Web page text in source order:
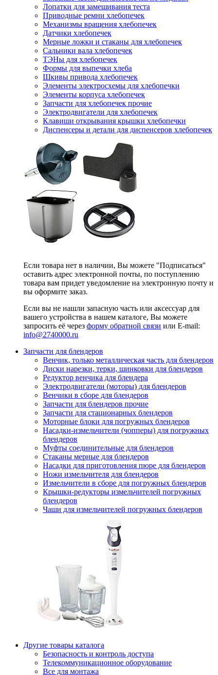
Лопатки для замешивания теста
Приводные ремни хлебопечек
Механизмы вращения хлебопечек
Датчики хлебопечек
Мерные ложки и стаканы для хлебопечек
Сальники вала хлебопечек
ТЭНы для хлебопечек
Формы для выпечки хлеба
Шкивы привода хлебопечек
Элементы электросхемы для хлебопечки
Элементы корпуса хлебопечек
Запчасти для хлебопечек прочие
Электродвигатели для хлебопечек
Клавиши открывания крышки хлебопечки
Диспенсеры и детали для диспенсеров хлебопечек
Если товара нет в наличии, Вы можете "Подписаться"
оставить адрес электронной почты, по поступлению
товара вам придет уведомление на электронную почту и
вы оформите заказ.
Если вы не нашли запасную часть или аксессуар для
вашего устройства в нашем каталоге, Вы можете
запросить её через форму обратной связи или E-mail:
info@2740000.ru
Запчасти для блендеров
Венчик, только металлическая часть для блендеров
Диски нарезки, терки, шинковки для блендеров
Редуктор венчика для блендера
Электродвигатели (моторы) для блендеров
Венчики в сборе для блендеров
Запчасти для блендеров прочие
Запчасти для стационарных блендеров
Моторные блоки для погружных блендеров
Насадки-измельчители (чопперы) для погружных
блендеров
Муфты соединительные для блендеров
Стаканы мерные для блендеров
Насадки для приготовления пюре для блендеров
Ножи измельчителя для блендеров
Измельчители в сборе для погружных блендеров
Крышки-редукторы измельчителей погружных
блендеров
Чаши для измельчителей погружных блендеров
Другие товары каталога
Безопасность и контроль доступа
Телекоммуникационное оборудование
Все для монтажа